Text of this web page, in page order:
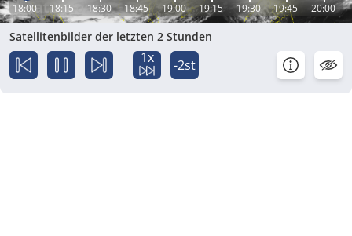
18:00 18:15 18:30 18:45 19:00 19:15 19:30 19:45 20:00
Satellitenbilder der letzten 2 Stunden
1x -2st